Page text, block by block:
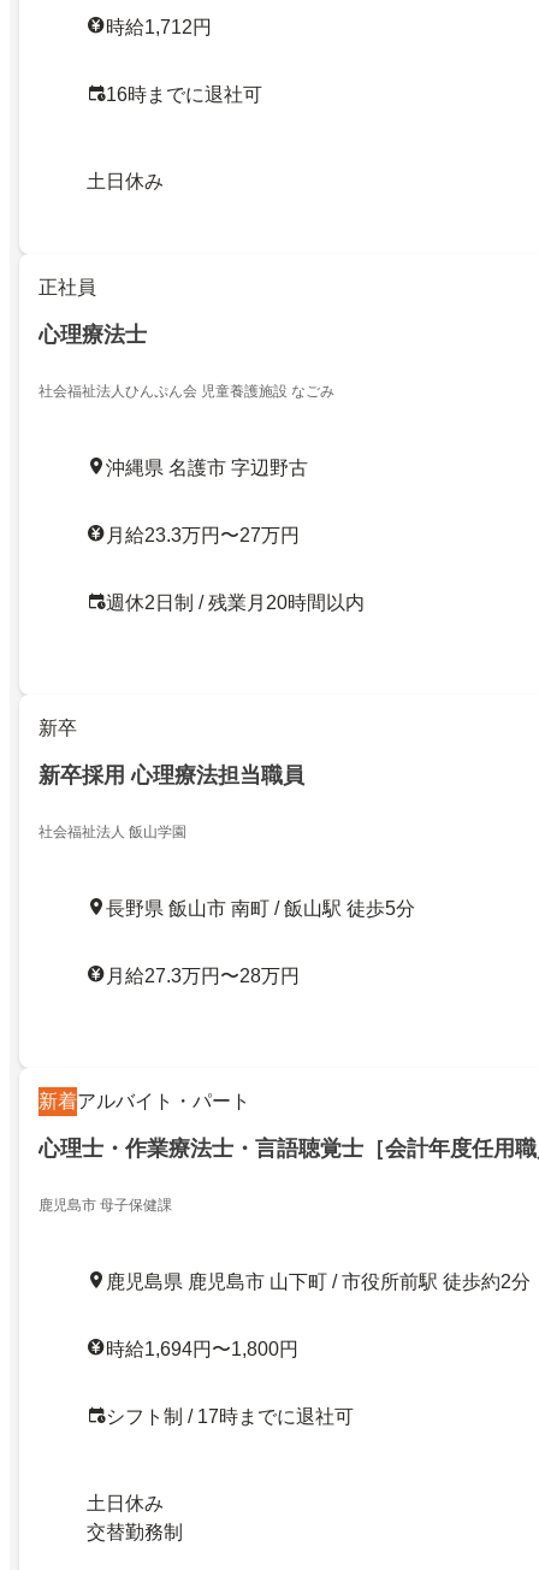
時給1,712円
16時までに退社可
土日休み
正社員
心理療法士
社会福祉法人ひんぷん会 児童養護施設 なごみ
沖縄県 名護市 字辺野古
月給23.3万円〜27万円
週休2日制 / 残業月20時間以内
新卒
新卒採用 心理療法担当職員
社会福祉法人 飯山学園
長野県 飯山市 南町 / 飯山駅 徒歩5分
月給27.3万円〜28万円
新着アルバイト・パート
心理士・作業療法士・言語聴覚士［会計年度任用
鹿児島市 母子保健課
鹿児島県 鹿児島市 山下町 / 市役所前駅 徒歩約2分
時給1,694円〜1,800円
シフト制 / 17時までに退社可
土日休み
交替勤務制